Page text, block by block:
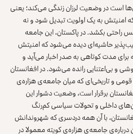
است در وضعیت لرزان زندگی می‌کند؛ یعنی
امنیتش به یک اولویت تبدیل شود و نه
راحتی بکشد. در پاکستان، این جامعه
حاشیه‌ای دیده می‌شود که امنیتش
مدت کوتاهی به صدر اخبار می‌آید و
و بی‌اعتنایی رانده می‌شود. در افغانستان
قومی و تاریخی‌ای که میان جامعه‌ی هزاره‌ی
برقرار است، وضعیت دشوار این
داخلی و تحولات سیاسی کم‌رنگ
با آن همه دردسری که شهروندانش
درباره‌ی جامعه‌ی هزاره‌ی کویته معمولا در